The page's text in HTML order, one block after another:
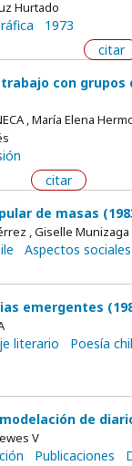
Hurtado
1973
citar
con grupos
, María Elena
citar
de masas
, Giselle Munizaga
Aspectos sociales
emergentes
literario Poesía
de
V
Publicaciones